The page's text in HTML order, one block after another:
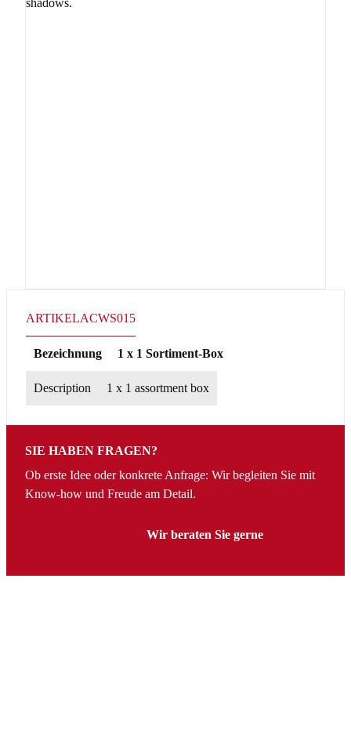
ARTIKELACWS015
Bezeichnung 1 x 1 Sortiment-Box
Description 1 x 1 assortment box
SIE HABEN FRAGEN?
Ob erste Idee oder konkrete Anfrage: Wir begleiten Sie mit
Know-how und Freude am Detail.
Wir beraten Sie gerne